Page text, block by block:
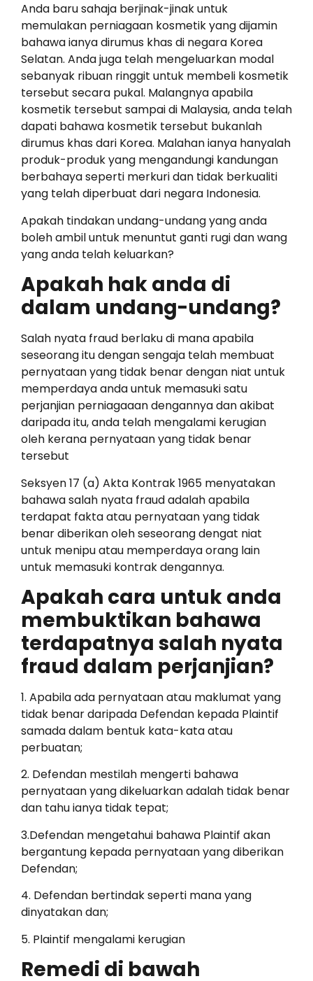
Anda baru sahaja berjinak-jinak untuk
memulakan perniagaan kosmetik yang dijamin
bahawa ianya dirumus khas di negara Korea
Selatan. Anda juga telah mengeluarkan modal
sebanyak ribuan ringgit untuk membeli kosmetik
tersebut secara pukal. Malangnya apabila
kosmetik tersebut sampai di Malaysia, anda telah
dapati bahawa kosmetik tersebut bukanlah
dirumus khas dari Korea. Malahan ianya hanyalah
produk-produk yang mengandungi kandungan
berbahaya seperti merkuri dan tidak berkualiti
yang telah diperbuat dari negara Indonesia.
Apakah tindakan undang-undang yang anda
boleh ambil untuk menuntut ganti rugi dan wang
yang anda telah keluarkan?
Apakah hak anda di
dalam undang-undang?
Salah nyata fraud berlaku di mana apabila
seseorang itu dengan sengaja telah membuat
pernyataan yang tidak benar dengan niat untuk
memperdaya anda untuk memasuki satu
perjanjian perniagaaan dengannya dan akibat
daripada itu, anda telah mengalami kerugian
oleh kerana pernyataan yang tidak benar
tersebut
Seksyen 17 (a) Akta Kontrak 1965 menyatakan
bahawa salah nyata fraud adalah apabila
terdapat fakta atau pernyataan yang tidak
benar diberikan oleh seseorang dengat niat
untuk menipu atau memperdaya orang lain
untuk memasuki kontrak dengannya.
Apakah cara untuk anda
membuktikan bahawa
terdapatnya salah nyata
fraud dalam perjanjian?
1. Apabila ada pernyataan atau maklumat yang
tidak benar daripada Defendan kepada Plaintif
samada dalam bentuk kata-kata atau
perbuatan;
2. Defendan mestilah mengerti bahawa
pernyataan yang dikeluarkan adalah tidak benar
dan tahu ianya tidak tepat;
3.Defendan mengetahui bahawa Plaintif akan
bergantung kepada pernyataan yang diberikan
Defendan;
4. Defendan bertindak seperti mana yang
dinyatakan dan;
5. Plaintif mengalami kerugian
Remedi di bawah